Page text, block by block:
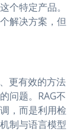
个特定产品。
解决方案，但
更有效的方法
问题。RAG不
，而是利用检
制与语言模型